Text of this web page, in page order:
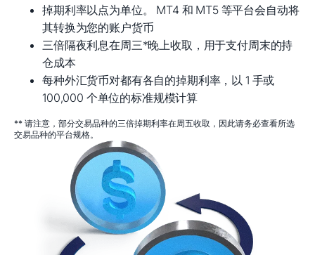
掉期利率以点为单位。 MT4 和 MT5 等平台会自动将
其转换为您的账户货币
三倍隔夜利息在周三*晚上收取，用于支付周末的持
仓成本
每种外汇货币对都有各自的掉期利率，以 1 手或
100,000 个单位的标准规模计算
** 请注意，部分交易品种的三倍掉期利率在周五收取，因此请务必查看所选
交易品种的平台规格。